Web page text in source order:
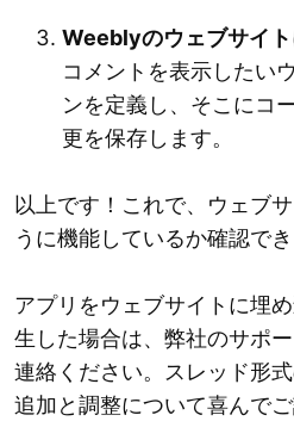
Weeblyのウェブサイ
コメントを表示したい
ンを定義し、そこにコ
更を保存します。
以上です！これで、ウェブ
うに機能しているか確認でき
アプリをウェブサイトに埋
生した場合は、弊社のサポ
連絡ください。スレッド形
追加と調整について喜んでご